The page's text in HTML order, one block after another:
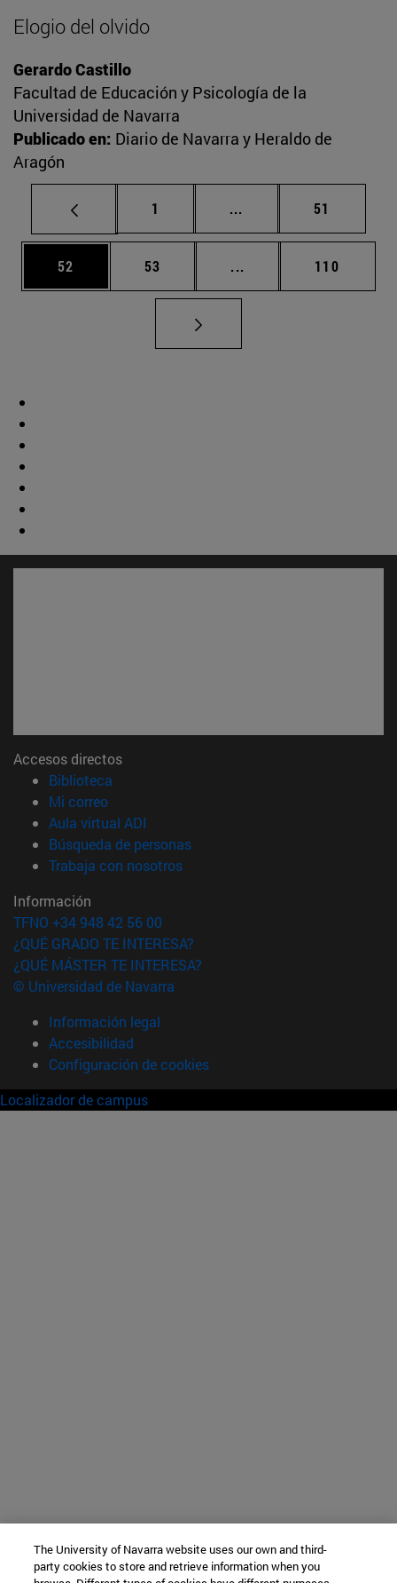
Elogio del olvido
Gerardo Castillo
Facultad de Educación y Psicología de la
Universidad de Navarra
Publicado en: Diario de Navarra y Heraldo de
Aragón
Página
1 ... Páginas intermedias
Página
51
Página
52 Página
53 ... Páginas intermedias
Página
110
Accesos directos
Biblioteca
Mi correo(abre en nueva ventana)
Aula virtual ADI
Búsqueda de personas(abre en nueva ventana)
Trabaja con nosotros(abre en nueva ventana)
Información
TFNO +34 948 42 56 00
¿QUÉ GRADO TE INTERESA?
¿QUÉ MÁSTER TE INTERESA?
© Universidad de Navarra
Información legal
Accesibilidad
Configuración de cookies
Localizador de campus
The University of Navarra website uses our own and third-
party cookies to store and retrieve information when you